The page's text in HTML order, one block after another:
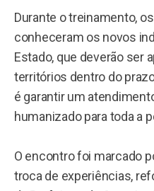
Durante o treinamento,
conheceram os novos
Estado, que deverão ser
territórios dentro do
é garantir um
humanizado para toda a
O encontro foi marcado
troca de experiências,